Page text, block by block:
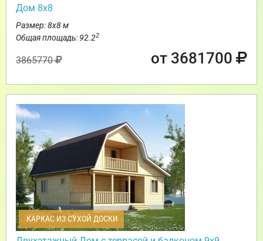
Дом 8х8
Размер: 8х8 м
Общая площадь: 92.22
3865770 от 3681700
КАРКАС ИЗ СУХОЙ ДОСКИ